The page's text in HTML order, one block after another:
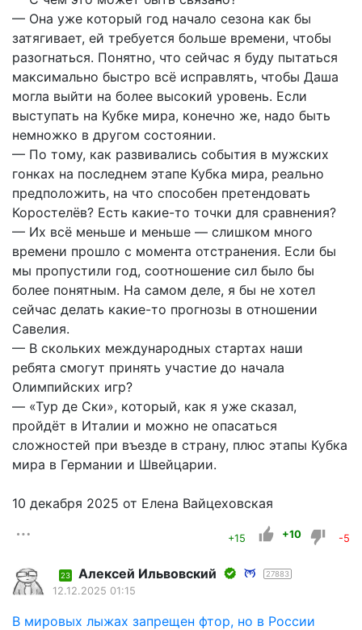
— Она уже который год начало сезона как бы
затягивает, ей требуется больше времени, чтобы
разогнаться. Понятно, что сейчас я буду пытаться
максимально быстро всё исправлять, чтобы Даша
могла выйти на более высокий уровень. Если
выступать на Кубке мира, конечно же, надо быть
немножко в другом состоянии.
— По тому, как развивались события в мужских
гонках на последнем этапе Кубка мира, реально
предположить, на что способен претендовать
Коростелёв? Есть какие-то точки для сравнения?
— Их всё меньше и меньше — слишком много
времени прошло с момента отстранения. Если бы
мы пропустили год, соотношение сил было бы
более понятным. На самом деле, я бы не хотел
сейчас делать какие-то прогнозы в отношении
Савелия.
— В скольких международных стартах наши
ребята смогут принять участие до начала
Олимпийских игр?
— «Тур де Ски», который, как я уже сказал,
пройдёт в Италии и можно не опасаться
сложностей при въезде в страну, плюс этапы Кубка
мира в Германии и Швейцарии.
10 декабря 2025 от Елена Вайцеховская
+15 +10 -5
23 Алексей Ильвовский 27883
12.12.2025 01:15
В мировых лыжах запрещен фтор, но в России